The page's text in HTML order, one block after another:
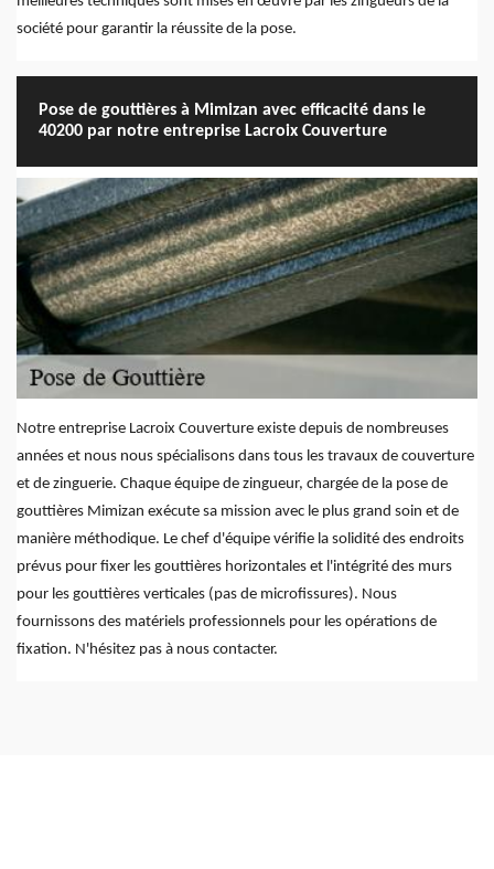
société pour garantir la réussite de la pose.
Pose de gouttières à Mimizan avec efficacité dans le
40200 par notre entreprise Lacroix Couverture
Notre entreprise Lacroix Couverture existe depuis de nombreuses
années et nous nous spécialisons dans tous les travaux de couverture
et de zinguerie. Chaque équipe de zingueur, chargée de la pose de
gouttières Mimizan exécute sa mission avec le plus grand soin et de
manière méthodique. Le chef d'équipe vérifie la solidité des endroits
prévus pour fixer les gouttières horizontales et l'intégrité des murs
pour les gouttières verticales (pas de microfissures). Nous
fournissons des matériels professionnels pour les opérations de
fixation. N'hésitez pas à nous contacter.